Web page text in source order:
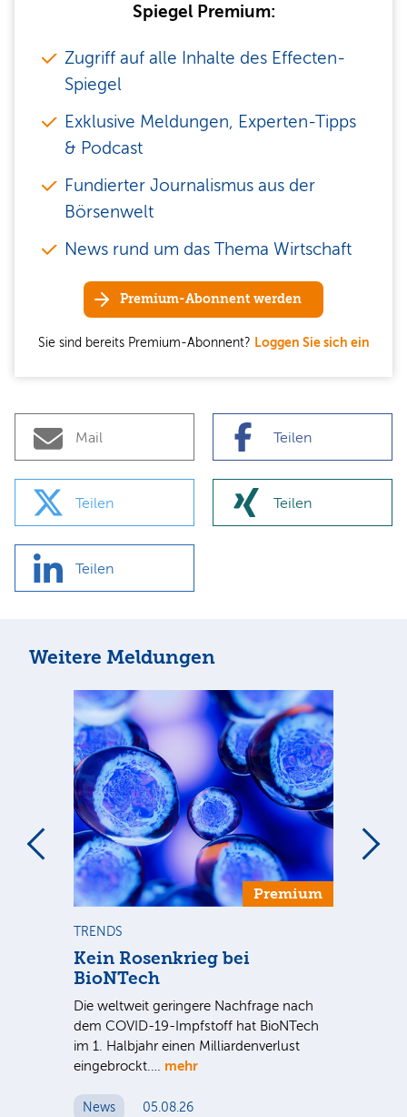
Spiegel Premium:
Zugriff auf alle Inhalte des Effecten-
Spiegel
Exklusive Meldungen, Experten-Tipps
& Podcast
Fundierter Journalismus aus der
Börsenwelt
News rund um das Thema Wirtschaft
Premium-Abonnent werden
Sie sind bereits Premium-Abonnent? Loggen Sie sich ein
Mail Teilen
Teilen Teilen
Teilen
Weitere Meldungen
Premium
TRENDS
Kein Rosenkrieg bei
BioNTech
Die weltweit geringere Nachfrage nach
dem COVID-19-Impfstoff hat BioNTech
im 1. Halbjahr einen Milliardenverlust
eingebrockt.… mehr
News 05.08.26